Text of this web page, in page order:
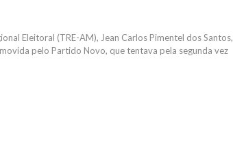
Eleitoral (TRE-AM), Jean Carlos Pimentel dos Santos,
pelo Partido Novo, que tentava pela segunda vez